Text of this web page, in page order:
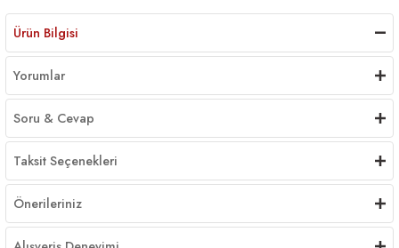
Ürün Bilgisi
Yorumlar
Soru & Cevap
Taksit Seçenekleri
Önerileriniz